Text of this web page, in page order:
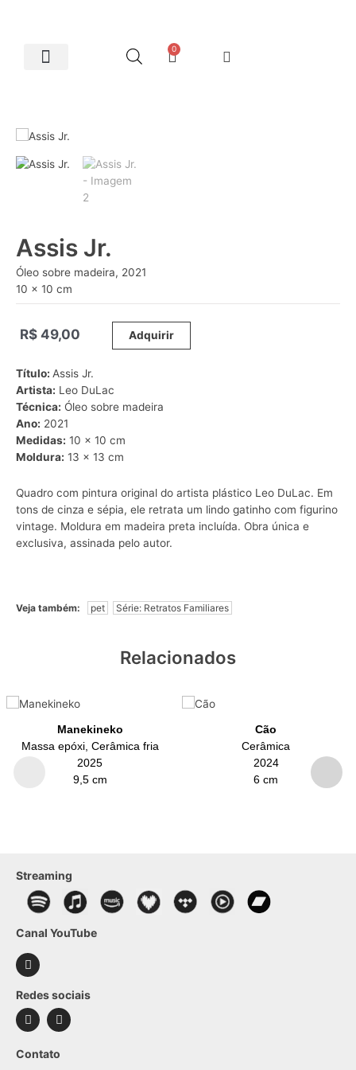
0
Assis Jr.
Óleo sobre madeira, 2021
10 x 10 cm
R$ 49,00 Adquirir
Título: Assis Jr.
Artista: Leo DuLac
Técnica: Óleo sobre madeira
Ano: 2021
Medidas: 10 x 10 cm
Moldura: 13 x 13 cm
Quadro com pintura original do artista plástico Leo DuLac. Em
tons de cinza e sépia, ele retrata um lindo gatinho com figurino
vintage. Moldura em madeira preta incluída. Obra única e
exclusiva, assinada pelo autor.
Veja também: pet Série: Retratos Familiares
Relacionados
Manekineko
Massa epóxi, Cerâmica fria
2025
9,5 cm
Cão
Cerâmica
2024
6 cm
Streaming
Canal YouTube
Redes sociais
Contato